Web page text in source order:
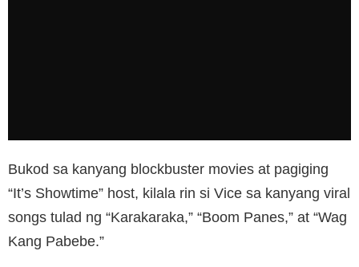
Bukod sa kanyang blockbuster movies at pagiging
“It’s Showtime” host, kilala rin si Vice sa kanyang viral
songs tulad ng “Karakaraka,” “Boom Panes,” at “Wag
Kang Pabebe.”